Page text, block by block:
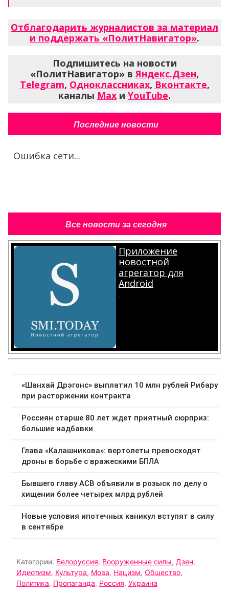
Отблагодарить журналистов за материал
и поддержать «ПолитНавигатор».
Подпишитесь на новости
«ПолитНавигатор» в Яндекс.Дзен,
Telegram, Одноклассниках, Вконтакте,
каналы Max и YouTube.
Последние новости
Ошибка сети...
Все новости за сегодня
Приложение
новостной
агрегатор для
Android
.
Категории: Белоруссия, Вооруженные силы, Дзен,
Идиотизм, Культура, Мова, Нацизм, Общество,
Политика, Пропаганда, Россия, Украина